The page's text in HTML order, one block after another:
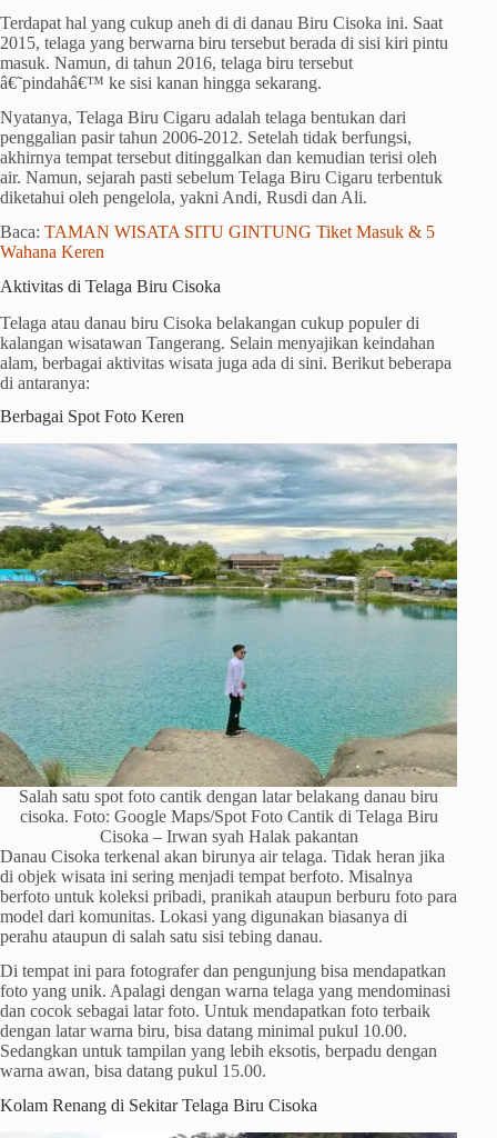
Terdapat hal yang cukup aneh di di danau Biru Cisoka ini. Saat
2015, telaga yang berwarna biru tersebut berada di sisi kiri pintu
masuk. Namun, di tahun 2016, telaga biru tersebut
â€˜pindahâ€™ ke sisi kanan hingga sekarang.
Nyatanya, Telaga Biru Cigaru adalah telaga bentukan dari
penggalian pasir tahun 2006-2012. Setelah tidak berfungsi,
akhirnya tempat tersebut ditinggalkan dan kemudian terisi oleh
air. Namun, sejarah pasti sebelum Telaga Biru Cigaru terbentuk
diketahui oleh pengelola, yakni Andi, Rusdi dan Ali.
Baca: TAMAN WISATA SITU GINTUNG Tiket Masuk & 5
Wahana Keren
Aktivitas di Telaga Biru Cisoka
Telaga atau danau biru Cisoka belakangan cukup populer di
kalangan wisatawan Tangerang. Selain menyajikan keindahan
alam, berbagai aktivitas wisata juga ada di sini. Berikut beberapa
di antaranya:
Berbagai Spot Foto Keren
Salah satu spot foto cantik dengan latar belakang danau biru
cisoka. Foto: Google Maps/Spot Foto Cantik di Telaga Biru
Cisoka – Irwan syah Halak pakantan
Danau Cisoka terkenal akan birunya air telaga. Tidak heran jika
di objek wisata ini sering menjadi tempat berfoto. Misalnya
berfoto untuk koleksi pribadi, pranikah ataupun berburu foto para
model dari komunitas. Lokasi yang digunakan biasanya di
perahu ataupun di salah satu sisi tebing danau.
Di tempat ini para fotografer dan pengunjung bisa mendapatkan
foto yang unik. Apalagi dengan warna telaga yang mendominasi
dan cocok sebagai latar foto. Untuk mendapatkan foto terbaik
dengan latar warna biru, bisa datang minimal pukul 10.00.
Sedangkan untuk tampilan yang lebih eksotis, berpadu dengan
warna awan, bisa datang pukul 15.00.
Kolam Renang di Sekitar Telaga Biru Cisoka